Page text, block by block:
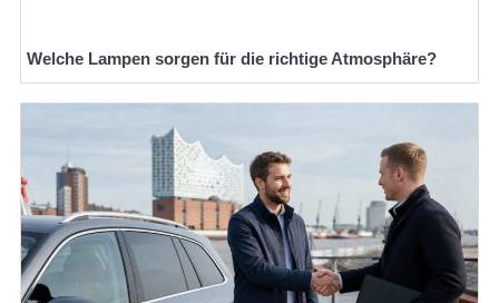
Welche Lampen sorgen für die richtige Atmosphäre?